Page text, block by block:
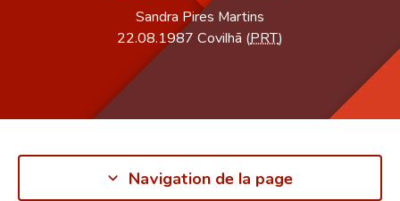
Sandra Pires Martins
22.08.1987 Covilhã (PRT)
Navigation de la page